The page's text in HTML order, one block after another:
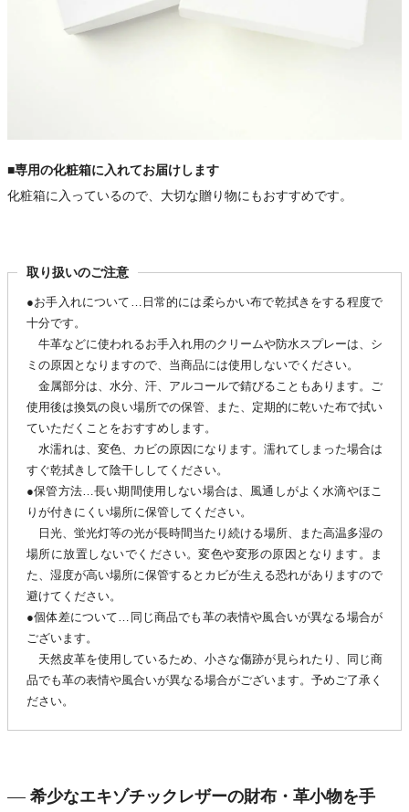
■専用の化粧箱に入れてお届けします
化粧箱に入っているので、大切な贈り物にもおすすめです。
取り扱いのご注意
●お手入れについて…日常的には柔らかい布で乾拭きをする程度で
十分です。
牛革などに使われるお手入れ用のクリームや防水スプレーは、シ
ミの原因となりますので、当商品には使用しないでください。
金属部分は、水分、汗、アルコールで錆びることもあります。ご
使用後は換気の良い場所での保管、また、定期的に乾いた布で拭い
ていただくことをおすすめします。
水濡れは、変色、カビの原因になります。濡れてしまった場合は
すぐ乾拭きして陰干ししてください。
●保管方法…長い期間使用しない場合は、風通しがよく水滴やほこ
りが付きにくい場所に保管してください。
日光、蛍光灯等の光が長時間当たり続ける場所、また高温多湿の
場所に放置しないでください。変色や変形の原因となります。ま
た、湿度が高い場所に保管するとカビが生える恐れがありますので
避けてください。
●個体差について…同じ商品でも革の表情や風合いが異なる場合が
ございます。
天然皮革を使用しているため、小さな傷跡が見られたり、同じ商
品でも革の表情や風合いが異なる場合がございます。予めご了承く
ださい。
希少なエキゾチックレザーの財布・革小物を手